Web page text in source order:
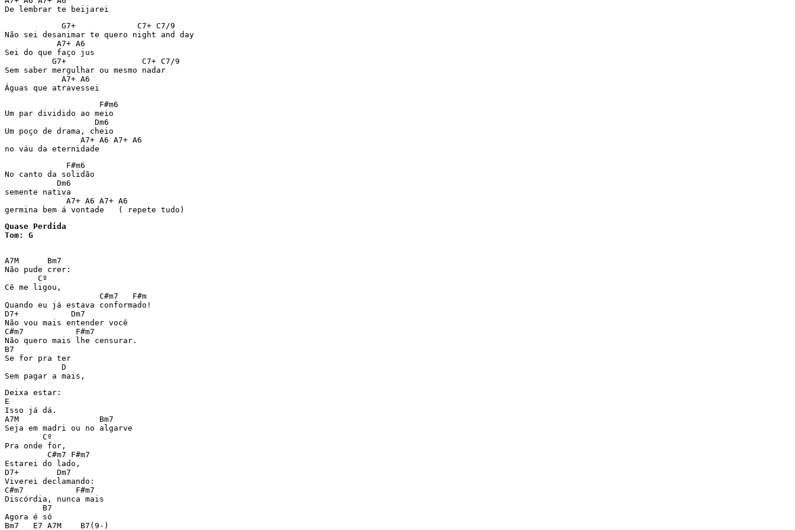
            G7+             C7+ C7/9
Não sei desanimar te quero night and day
           A7+ A6
Sei do que faço jus
          G7+                C7+ C7/9
Sem saber mergulhar ou mesmo nadar
            A7+ A6
                    F#m6
Um par dividido ao meio
                   Dm6
Um poço de drama, cheio
                A7+ A6 A7+ A6
no váu da eternidade
             F#m6
No canto da solidão
           Dm6
semente nativa
             A7+ A6 A7+ A6
germina bem á vontade   ( repete tudo)
Quase Perdida
Tom: G
A7M      Bm7
Não pude crer:
       Cº
Cê me ligou,
                    C#m7   F#m
Quando eu já estava conformado!
D7+           Dm7
Não vou mais entender você
C#m7           F#m7
Não quero mais lhe censurar.
B7
Se for pra ter
            D
Sem pagar a mais,
Deixa estar:
E
Isso já dá.
A7M                 Bm7
Seja em madri ou no algarve
        Cº
Pra onde for,
         C#m7 F#m7
Estarei do lado,
D7+        Dm7
Viverei declamando:
C#m7           F#m7
Discórdia, nunca mais
        B7
Agora é só
Bm7   E7 A7M    B7(9-)